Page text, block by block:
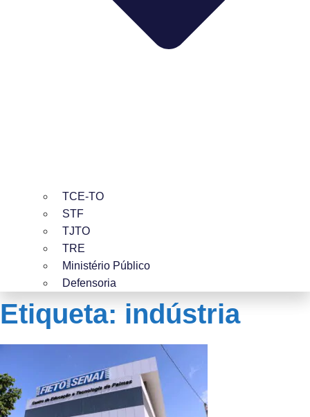
TCE-TO
STF
TJTO
TRE
Ministério Público
Defensoria
Etiqueta: indústria